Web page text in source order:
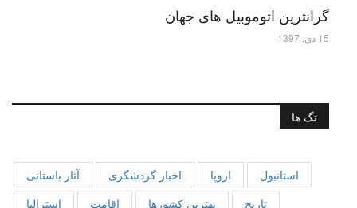
گرانترین اتوموبیل های جهان
15 دی, 1397
تگ ها
آثار باستانی اخبار گردشگری اروپا
استانبول
استرالیا
اقامت بهترین کشورها
تاریخ